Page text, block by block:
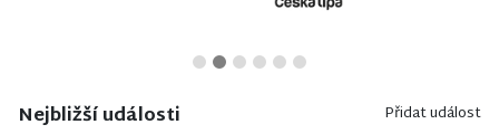
Nejbližší události Přidat událost